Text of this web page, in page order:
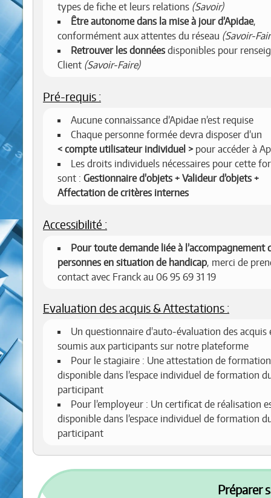
types de fiche et leurs relations (Savoir)
Être autonome dans la mise à jour d’Apidae,
conformément aux attentes du réseau (Savoir-
Retrouver les données disponibles pour
Client (Savoir-Faire)
Pré-requis :
Aucune connaissance d’Apidae n’est requise
Chaque personne formée devra disposer d’un
compte utilisateur individuel
pour accéder à
Les droits individuels nécessaires pour cette
sont : Gestionnaire d'objets + Valideur d’objets +
Affectation de critères internes
Accessibilité :
Pour toute demande liée à l’accompagnement
personnes en situation de handicap, merci de
contact avec Franck au 06 95 69 31 19
Evaluation des acquis & Attestations :
Un questionnaire d'auto-évaluation des acquis
soumis aux participants sur notre plateforme
Pour le stagiaire : Une attestation de
disponible dans l’espace individuel de formation
participant
Pour l’employeur : Un certificat de réalisation
disponible dans l’espace individuel de formation
participant
Préparer